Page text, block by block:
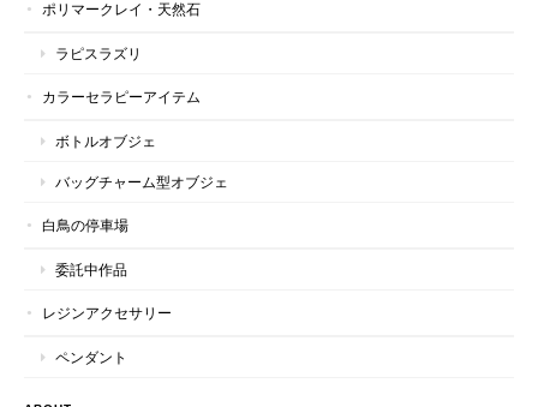
ポリマークレイ・天然石
ラピスラズリ
カラーセラピーアイテム
ボトルオブジェ
バッグチャーム型オブジェ
白鳥の停車場
委託中作品
レジンアクセサリー
ペンダント